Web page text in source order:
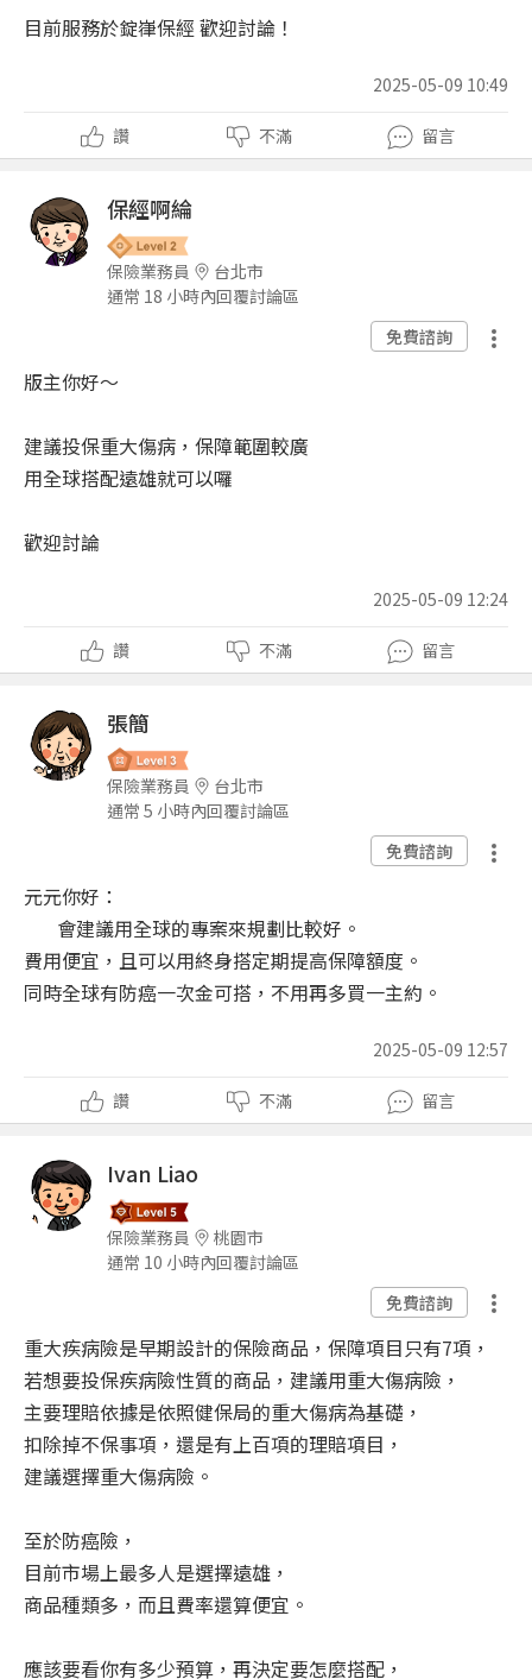
目前服務於錠嵂保經 歡迎討論！
2025-05-09 10:49
讚 不滿 留言
保經啊綸
保險業務員
台北市
通常 18 小時內回覆討論區
免費諮詢
版主你好～
建議投保重大傷病，保障範圍較廣
用全球搭配遠雄就可以囉
歡迎討論
2025-05-09 12:24
讚 不滿 留言
張簡
保險業務員
台北市
通常 5 小時內回覆討論區
免費諮詢
元元你好：
會建議用全球的專案來規劃比較好。
費用便宜，且可以用終身搭定期提高保障額度。
同時全球有防癌一次金可搭，不用再多買一主約。
2025-05-09 12:57
讚 不滿 留言
Ivan Liao
保險業務員
桃園市
通常 10 小時內回覆討論區
免費諮詢
重大疾病險是早期設計的保險商品，保障項目只有7項，
若想要投保疾病險性質的商品，建議用重大傷病險，
主要理賠依據是依照健保局的重大傷病為基礎，
扣除掉不保事項，還是有上百項的理賠項目，
建議選擇重大傷病險。
至於防癌險，
目前市場上最多人是選擇遠雄，
商品種類多，而且費率還算便宜。
應該要看你有多少預算，再決定要怎麼搭配，